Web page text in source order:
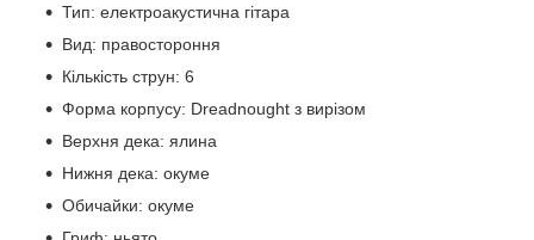
Тип: електроакустична гітара
Вид: правостороння
Кількість струн: 6
Форма корпусу: Dreadnought з вирізом
Верхня дека: ялина
Нижня дека: окуме
Обичайки: окуме